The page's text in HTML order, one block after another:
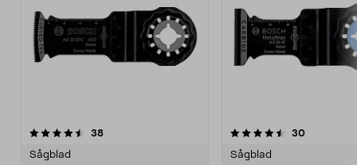
38recensioner
Sågblad
4.5av 5 stjärnor 30
Sågblad
3.0av 5 stjärnor